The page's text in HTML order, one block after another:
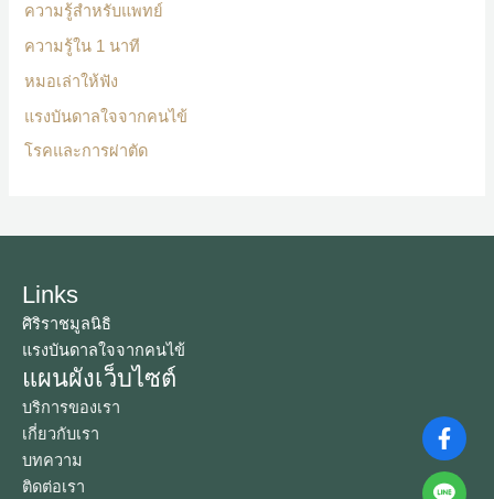
ความรู้สำหรับแพทย์
ความรู้ใน 1 นาที
หมอเล่าให้ฟัง
แรงบันดาลใจจากคนไข้
โรคและการผ่าตัด
Links
ศิริราชมูลนิธิ
แรงบันดาลใจจากคนไข้
แผนผังเว็บไซต์
บริการของเรา
เกี่ยวกับเรา
บทความ
ติดต่อเรา